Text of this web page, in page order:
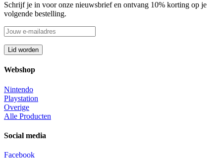
Schrijf je in voor onze nieuwsbrief en ontvang 10% korting op je
volgende bestelling.
Webshop
Nintendo
Playstation
Overige
Alle Producten
Social media
Facebook